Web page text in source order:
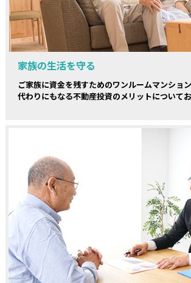
家族の生活を守る
ご家族に資金を残すためのワンルームマンショ
代わりにもなる不動産投資のメリットについてお